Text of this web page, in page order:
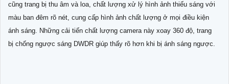
cũng trang bị thu âm và loa, chất lượng xử lý hình ảnh thiếu sáng với
màu ban đêm rõ nét, cung cấp hình ảnh chất lượng ở mọi điều kiện
ánh sáng. Những cải tiến chất lượng camera này xoay 360 độ, trang
bị chống ngược sáng DWDR giúp thấy rõ hơn khi bị ánh sáng ngược.